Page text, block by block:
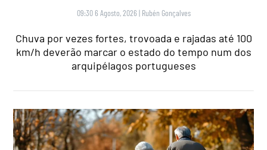
09:30 6 Agosto, 2026 | Rubén Gonçalves
Chuva por vezes fortes, trovoada e rajadas até 100
km/h deverão marcar o estado do tempo num dos
arquipélagos portugueses